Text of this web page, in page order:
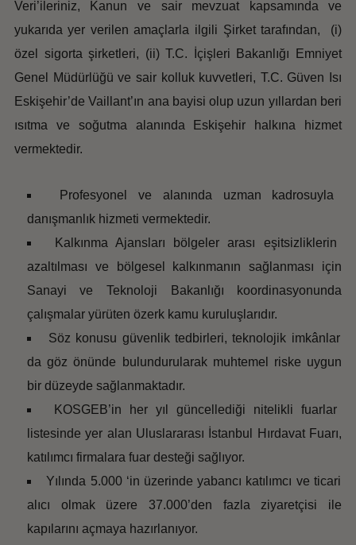
Veri’ileriniz, Kanun ve sair mevzuat kapsamında ve
yukarıda yer verilen amaçlarla ilgili Şirket tarafından, (i)
özel sigorta şirketleri, (ii) T.C. İçişleri Bakanlığı Emniyet
Genel Müdürlüğü ve sair kolluk kuvvetleri, T.C. Güven Isı
Eskişehir’de Vaillant’ın ana bayisi olup uzun yıllardan beri
ısıtma ve soğutma alanında Eskişehir halkına hizmet
vermektedir.
Profesyonel ve alanında uzman kadrosuyla
danışmanlık hizmeti vermektedir.
Kalkınma Ajansları bölgeler arası eşitsizliklerin
azaltılması ve bölgesel kalkınmanın sağlanması için
Sanayi ve Teknoloji Bakanlığı koordinasyonunda
çalışmalar yürüten özerk kamu kuruluşlarıdır.
Söz konusu güvenlik tedbirleri, teknolojik imkânlar
da göz önünde bulundurularak muhtemel riske uygun
bir düzeyde sağlanmaktadır.
KOSGEB’in her yıl güncellediği nitelikli fuarlar
listesinde yer alan Uluslararası İstanbul Hırdavat Fuarı,
katılımcı firmalara fuar desteği sağlıyor.
Yılında 5.000 ‘in üzerinde yabancı katılımcı ve ticari
alıcı olmak üzere 37.000’den fazla ziyaretçisi ile
kapılarını açmaya hazırlanıyor.